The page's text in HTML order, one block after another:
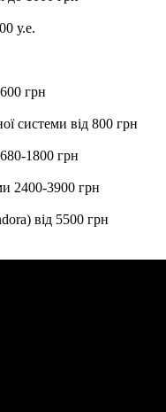
у.е.
грн
системи від 800 грн
680-1800 грн
2400-3900 грн
від 5500 грн